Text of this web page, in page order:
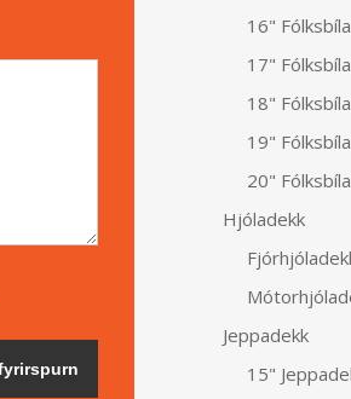
16"
17"
18"
19"
20"
Hjóladekk
Jeppadekk
15"